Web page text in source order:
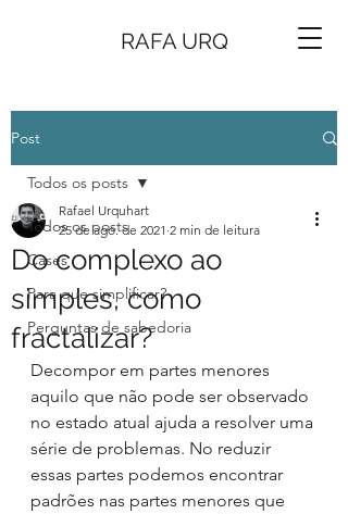
RAFA URQ
Post
Todos os posts
Cases
Para que simplificar?
Perguntas de sabedoria
Todos os posts
Do complexo ao
simples, como
fractalizar?
Rafael Urquhart
25 de ago. de 2021 2 min de leitura
Decompor em partes menores
aquilo que não pode ser observado
no estado atual ajuda a resolver uma
série de problemas. No reduzir
essas partes podemos encontrar
padrões nas partes menores que